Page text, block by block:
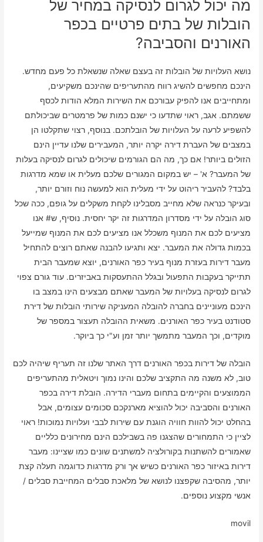
מה יכול לגרום לנסיקה במחיר של
הובלות של בתים פרטיים בכפר
האורנים והסביבה?
נושא העלויות של הובלות זה בעצם שאלה שנשאלת כל פעם מחדש.
הינכם מחפשים להשיג רווח מהתעריפים שהינכם משקיעים,
ומתחייבים אנו להפיק עבורכם את השירות המלא הודות לכסף
ששמתם. אגב, ראוי שתדעו כי ישנם כמות של פרמטרים שביכולתם
להשפיע לרעה על העלויות של הובלתכם. בנוסף, רצוי שתקלטו הן
במצבים של העברת דירה יקרה יותר, המעבירים שלנו עדיין הינם
הזולים ביותר! אם כך, מה הם הגורמים שיכולים לגרום לנסיקה בעלות
של המעבר? א' – יש במקום המגורים שלכם מעלית או שמא מדרגות
בלבד? להעביר ריהוט על ידי מעלית הוא למעשה נוח וזורם יותר,
ובעיקר כנראה שלא מחייב מסבלינו לקחת משקלים על גופם, ככה שכל
סוג הובלה על ידי מסדרון המדרגות זה יקר יחסית. נוסיף, ש# אנו
מציעים לכם את המנוף משכלל אנו מציעים לכם את המנוף שמייעל
בכמות גדולה את המעבר. יצא ותגיעו להבנה שאתם רוצים להתחיל
מעבר דירות בעזרת מנוף בעיר כפר האורנים, יוצא שמעבר הבית
תתייקר בעקבות התפעול ובגלל ההתעסקות באביזרים. עוד גורם צפוי
לגרום לנסיקה בעלויות של המעבר שאתם מבצעים הינו במצב בו
הינכם מעוניינים בחברה להובלה המעניקה שירותי הובלות של דירת
סטודנט בעיר כפר האורנים. משאית ההובלה תעצור במספר של
מוקדים, וכך המעבר מתמשך יותר זמן וע"י כך ביוקר.
הובלה של דירות בכפר האורנים דרך האתר שלנו זה תעריף שיהיה לכם
טוב, לא משנה מה התקציב שלכם והינו נמוך ויטאלית מהתעריפים
הממוצעים והקיימים בתחום מעברי הדירה. הובלת דירה בכפר
האורנים והסביבה יכול להוציא מארנקכם סכומים עצומים, אבל
בהחלט יכול להוות חוויה הוגנת עם שירות לבבי ועלויות נמוכות! ראוי
לציין כי התמחורים שהצגנו פה בשבילכם הינם מחירונים כלליים
שאמורים להשתנות בקורולציה למשתנים שונים כמו שציינו: מעבר
דירות באיזור כפר האורנים כשיש אך ורק מדרגות כדוגמה תעלה קצת
יותר, מהסיבה שקפצנו לנושא של מלאכת סבלים המחייבת סבלים /
אנשי מקצוע נוספים.
movil